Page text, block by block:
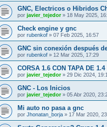
GNC, Electricos o Hibridos
por javier_tejedor» 18 May 2025,
Check engine y gnc
por rubenkof » 07 Feb 2025, 16:57
GNC sin conexión después
por rubenkof » 12 Mar 2025, 17:29
CORSA 1.6 CON TAPA DE 1.4
por javier_tejedor» 29 Dic 2024,
GNC - Los Inicios
por javier_tejedor» 05 Abr 2020,
Mi auto no pasa a gnc
por Jhonatan_borja » 17 Mar 2020,